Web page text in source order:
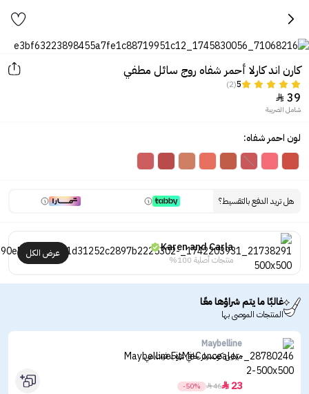
كارن اند كارلا أحمر شفاه روج سائل مطفي
5
(2)
39

شامل الضريبة
لون احمر شفاه:
هل تريد الدفع بالتقسيط؟
Karen and Carla
منتجات أصلية 100%
عرض الكل
غالبًا ما يتم شراؤها معًا
المنتجات الموصى بها
Maybelline
ميبلين كونسيلر خافي عيوب فيت مي
23

46

-50%